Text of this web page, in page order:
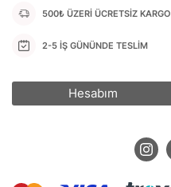
500₺ ÜZERİ ÜCRETSİZ KARGO
2-5 İŞ GÜNÜNDE TESLİM
Hesabım